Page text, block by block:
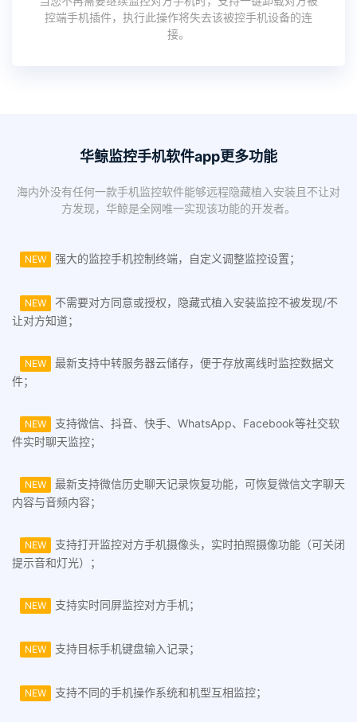
控端手机插件，执行此操作将失去该被控手机设备的连
接。
华鲸监控手机软件app更多功能
海内外没有任何一款手机监控软件能够远程隐藏植入安装且不让对
方发现，华鲸是全网唯一实现该功能的开发者。
NEW 强大的监控手机控制终端，自定义调整监控设置；
NEW
不需要对方同意或授权，隐藏式植入安装监控不被发现/不
让对方知道；
NEW
最新支持中转服务器云储存，便于存放离线时监控数据文
件；
NEW
支持微信、抖音、快手、WhatsApp、Facebook等社交软
件实时聊天监控；
NEW
最新支持微信历史聊天记录恢复功能，可恢复微信文字聊天
内容与音频内容；
NEW
支持打开监控对方手机摄像头，实时拍照摄像功能（可关闭
提示音和灯光）；
NEW 支持实时同屏监控对方手机；
NEW 支持目标手机键盘输入记录；
NEW 支持不同的手机操作系统和机型互相监控；